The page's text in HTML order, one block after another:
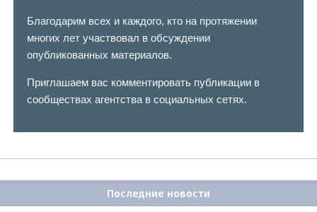
Благодарим всех и каждого, кто на протяжении
многих лет участвовал в обсуждении
опубликованных материалов.
Приглашаем вас комментировать публикации в
сообществах агентства в социальных сетях.
Последние новости